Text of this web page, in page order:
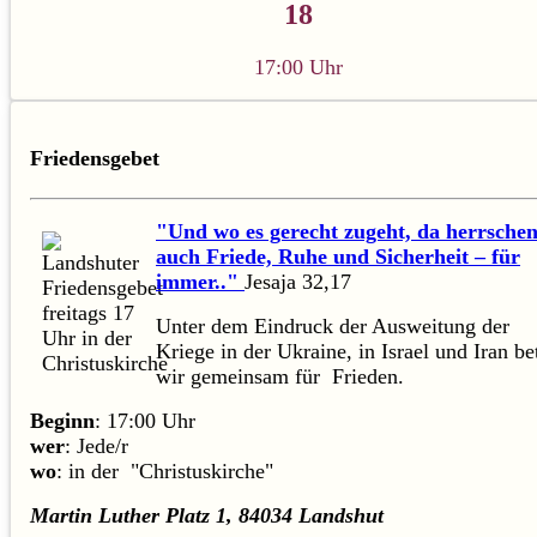
18
17:00 Uhr
Friedensgebet
"Und wo es gerecht zugeht, da herrschen
auch Friede, Ruhe und Sicherheit – für
immer.." Jesaja 32,17
Unter dem Eindruck der Ausweitung der
Kriege in der Ukraine, in Israel und Iran
wir gemeinsam für Frieden.
Beginn: 17:00 Uhr
wer: Jede/r
wo: in der "Christuskirche"
Martin Luther Platz 1, 84034 Landshut